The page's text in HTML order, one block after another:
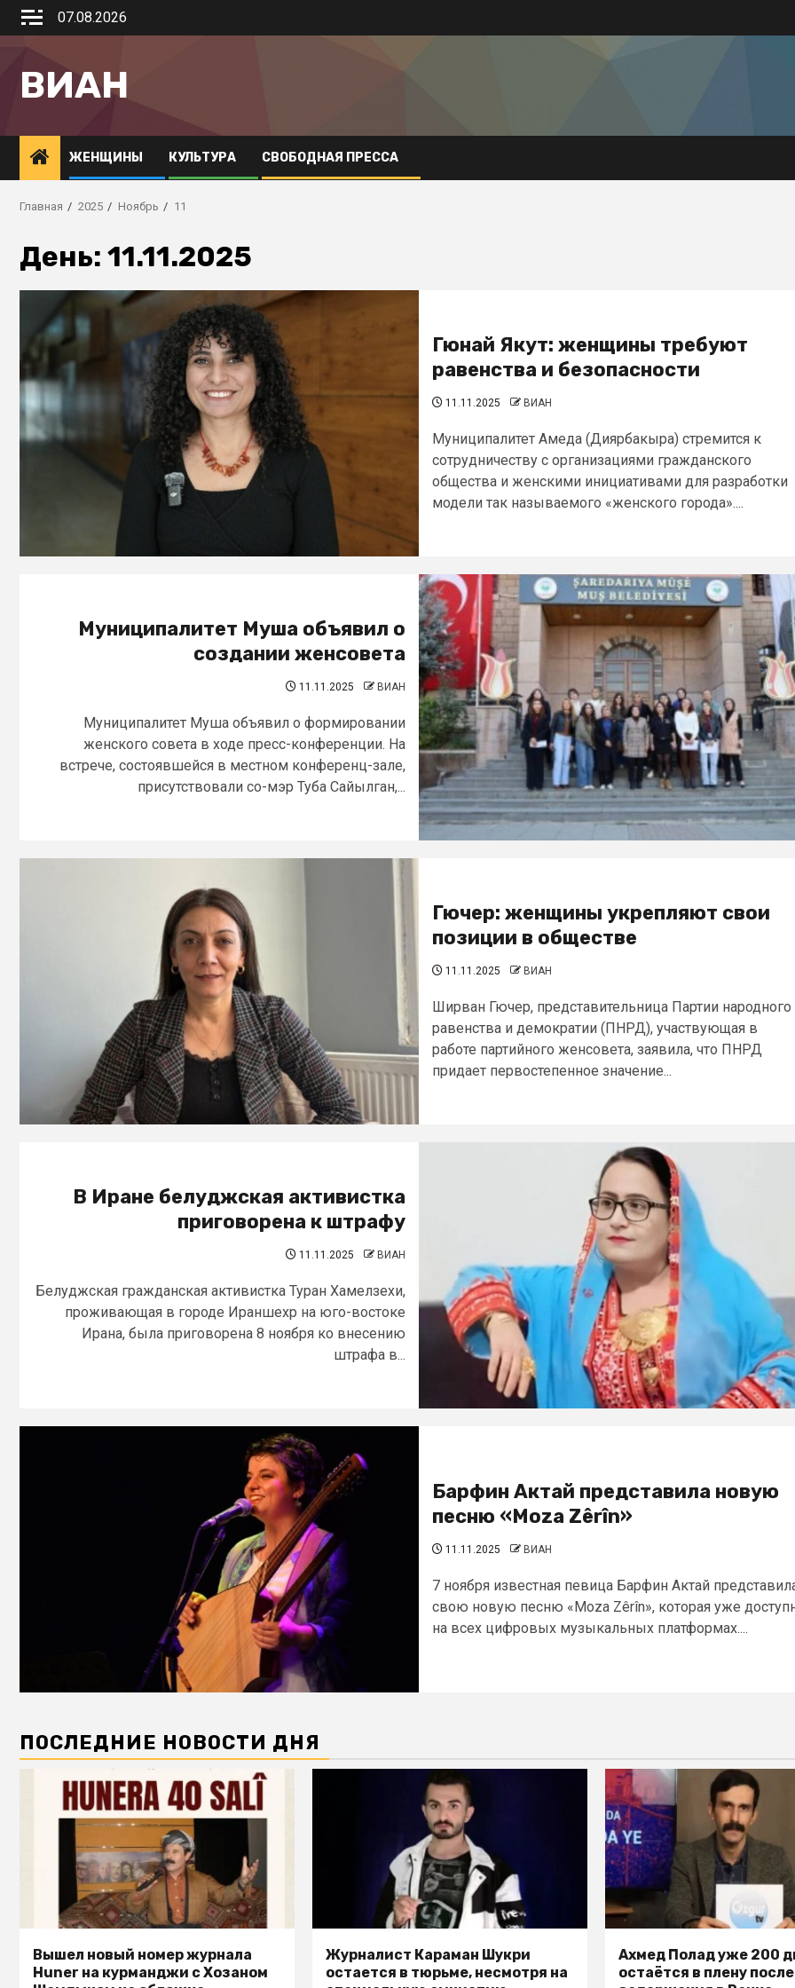
07.08.2026
ВИАН
ЖЕНЩИНЫ КУЛЬТУРА СВОБОДНАЯ ПРЕССА
Главная 2025 Ноябрь 11
День: 11.11.2025
Гюнай Якут: женщины требуют
равенства и безопасности
11.11.2025 ВИАН
Муниципалитет Амеда (Диярбакыра) стремится к
сотрудничеству с организациями гражданского
общества и женскими инициативами для разработки
модели так называемого «женского города»....
Муниципалитет Муша объявил о
создании женсовета
11.11.2025 ВИАН
Муниципалитет Муша объявил о формировании
женского совета в ходе пресс-конференции. На
встрече, состоявшейся в местном конференц-зале,
присутствовали со-мэр Туба Сайылган,...
Гючер: женщины укрепляют свои
позиции в обществе
11.11.2025 ВИАН
Ширван Гючер, представительница Партии народного
равенства и демократии (ПНРД), участвующая в
работе партийного женсовета, заявила, что ПНРД
придает первостепенное значение...
В Иране белуджская активистка
приговорена к штрафу
11.11.2025 ВИАН
Белуджская гражданская активистка Туран Хамелзехи,
проживающая в городе Ираншехр на юго-востоке
Ирана, была приговорена 8 ноября ко внесению
штрафа в...
Барфин Актай представила новую
песню «Moza Zêrîn»
11.11.2025 ВИАН
7 ноября известная певица Барфин Актай
свою новую песню «Moza Zêrîn», которая уже
на всех цифровых музыкальных платформах....
ПОСЛЕДНИЕ НОВОСТИ ДНЯ
Вышел новый номер журнала
Huner на курманджи с Хозаном
Журналист Караман Шукри
остается в тюрьме, несмотря на
Ахмед Полад уже 200
остаётся в плену после